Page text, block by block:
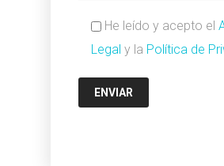
He leído y acepto el
Legal y la Política de